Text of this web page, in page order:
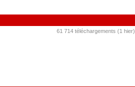
61 714 téléchargements (1 hier)